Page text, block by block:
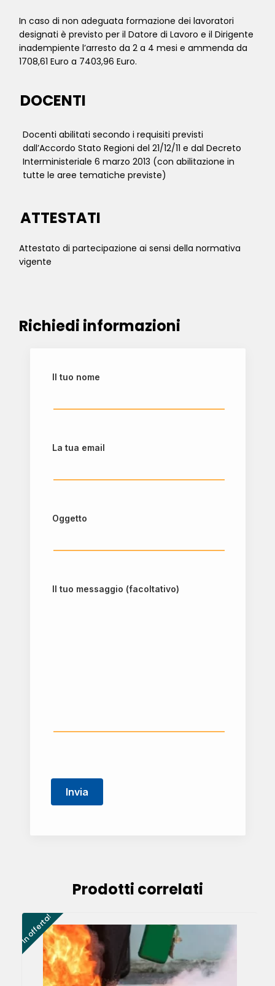
In caso di non adeguata formazione dei lavoratori
designati è previsto per il Datore di Lavoro e il Dirigente
inadempiente l’arresto da 2 a 4 mesi e ammenda da
1708,61 Euro a 7403,96 Euro.
DOCENTI
Docenti abilitati secondo i requisiti previsti
dall’Accordo Stato Regioni del 21/12/11 e dal Decreto
Interministeriale 6 marzo 2013 (con abilitazione in
tutte le aree tematiche previste)
ATTESTATI
Attestato di partecipazione ai sensi della normativa
vigente
Richiedi informazioni
Il tuo nome
La tua email
Oggetto
Il tuo messaggio (facoltativo)
Prodotti correlati
In offerta!